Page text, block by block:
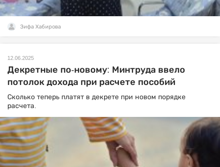
Зифа Хабирова
12.06.2025
Декретные по-новому: Минтруда ввело
потолок дохода при расчете пособий
Сколько теперь платят в декрете при новом порядке
расчета.